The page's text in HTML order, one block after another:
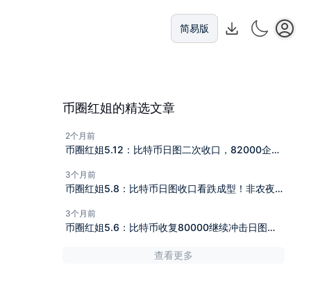
简易版
币圈红姐的精选文章
2个月前
币圈红姐5.12：比特币日图二次收口，82000企稳
与操作建议！
3个月前
币圈红姐5.8：比特币日图收口看跌成型！非农夜下
与操作建议！
3个月前
币圈红姐5.6：比特币收复80000继续冲击日图
查看更多